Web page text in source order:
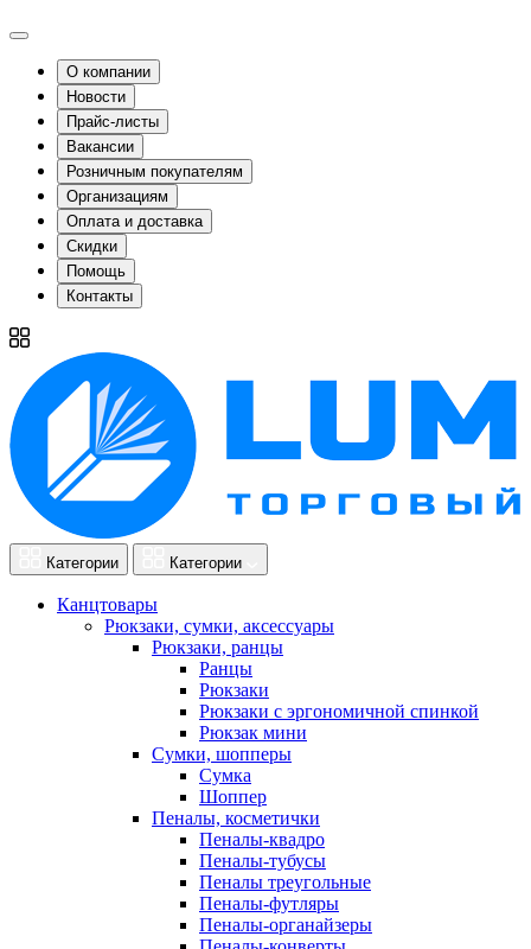
О компании
Новости
Прайс-листы
Вакансии
Розничным покупателям
Организациям
Оплата и доставка
Скидки
Помощь
Контакты
Категории Категории
Канцтовары
Рюкзаки, сумки, аксессуары
Рюкзаки, ранцы
Ранцы
Рюкзаки
Рюкзаки с эргономичной спинкой
Рюкзак мини
Сумки, шопперы
Сумка
Шоппер
Пеналы, косметички
Пеналы-квадро
Пеналы-тубусы
Пеналы треугольные
Пеналы-футляры
Пеналы-органайзеры